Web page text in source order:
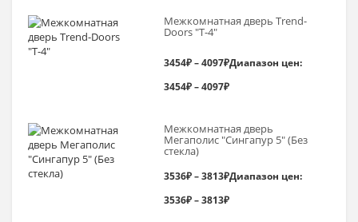
Межкомнатная дверь Trend-
Doоrs "Т-4"
3454₽–4097₽Диапазон цен:
3454₽ – 4097₽
Межкомнатная дверь
Мегаполис "Сингапур 5" (Без
стекла)
3536₽–3813₽Диапазон цен:
3536₽ – 3813₽